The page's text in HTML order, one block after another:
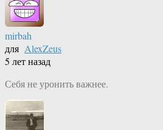
mirbah
для AlexZeus
5 лет назад
Себя не уронить важнее.